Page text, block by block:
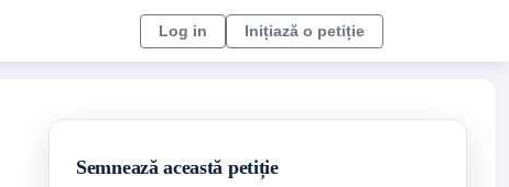
Log in Inițiază o petiție
Semnează această petiție